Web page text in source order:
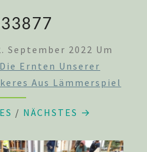
September 2022 Um
Die Ernten Unserer
Aus Lämmerspiel
/ NÄCHSTES →